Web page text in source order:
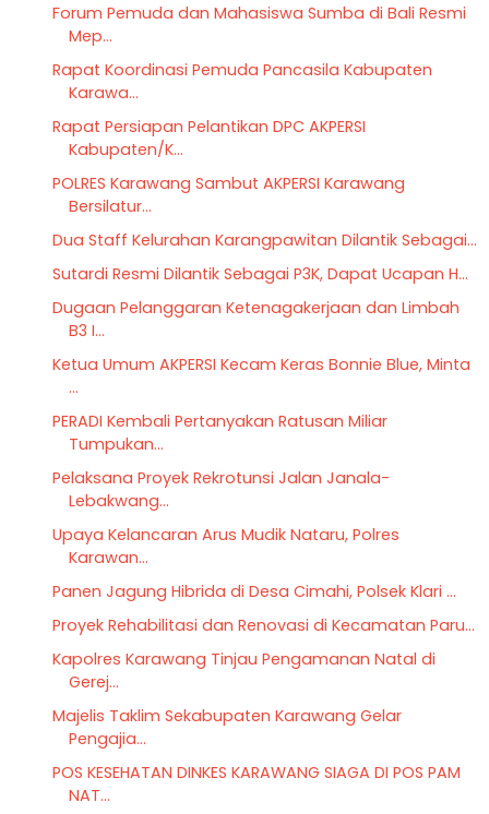
Forum Pemuda dan Mahasiswa Sumba di Bali Resmi
Mep...
Rapat Koordinasi Pemuda Pancasila Kabupaten
Karawa...
Rapat Persiapan Pelantikan DPC AKPERSI
Kabupaten/K...
POLRES Karawang Sambut AKPERSI Karawang
Bersilatur...
Dua Staff Kelurahan Karangpawitan Dilantik Sebagai...
Sutardi Resmi Dilantik Sebagai P3K, Dapat Ucapan H...
Dugaan Pelanggaran Ketenagakerjaan dan Limbah
B3 I...
Ketua Umum AKPERSI Kecam Keras Bonnie Blue, Minta
...
PERADI Kembali Pertanyakan Ratusan Miliar
Tumpukan...
Pelaksana Proyek Rekrotunsi Jalan Janala-
Lebakwang...
Upaya Kelancaran Arus Mudik Nataru, Polres
Karawan...
Panen Jagung Hibrida di Desa Cimahi, Polsek Klari ...
Proyek Rehabilitasi dan Renovasi di Kecamatan Paru...
Kapolres Karawang Tinjau Pengamanan Natal di
Gerej...
Majelis Taklim Sekabupaten Karawang Gelar
Pengajia...
POS KESEHATAN DINKES KARAWANG SIAGA DI POS PAM
NAT...